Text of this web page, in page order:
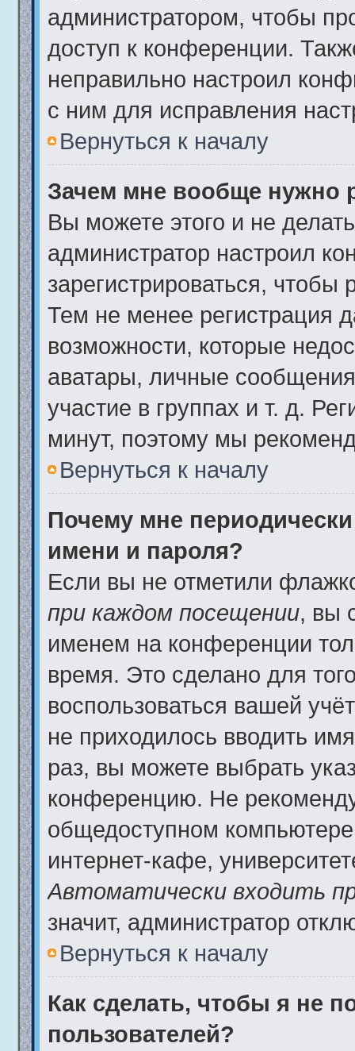
администратором, чтобы
доступ к конференции.
неправильно настроил
с ним для исправления
Вернуться к началу
Зачем мне вообще нужно
Вы можете этого и не
администратор настроил
зарегистрироваться,
Тем не менее регистрация
возможности, которые
аватары, личные
участие в группах и т. д.
минут, поэтому мы
Вернуться к началу
Почему мне
имени и пароля?
Если вы не отметили
при каждом посещении, вы
именем на конференции
время. Это сделано для
воспользоваться вашей
не приходилось вводить
раз, вы можете выбрать
конференцию. Не
общедоступном
интернет-кафе,
Автоматически входить
значит, администратор
Вернуться к началу
Как сделать, чтобы я не
пользователей?